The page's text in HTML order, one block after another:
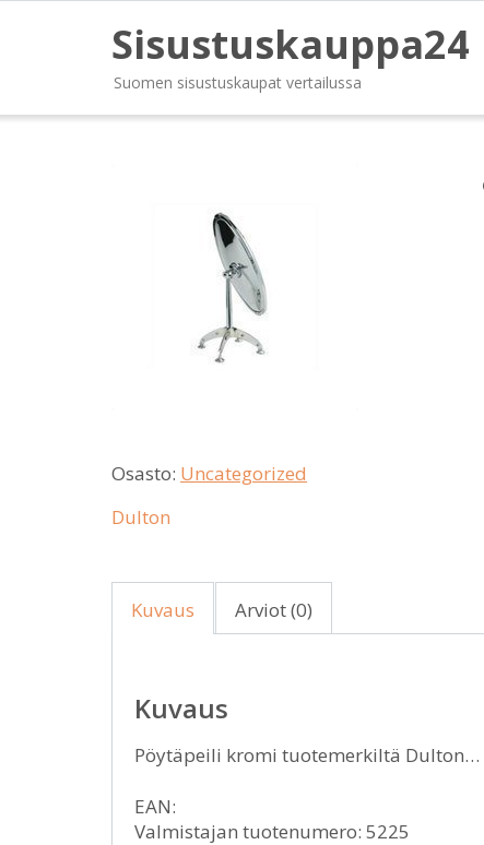
Sisustuskauppa24
Suomen sisustuskaupat vertailussa
Osasto: Uncategorized
Dulton
Kuvaus Arviot (0)
Kuvaus
Pöytäpeili kromi tuotemerkiltä Dulton…
EAN:
Valmistajan tuotenumero: 5225